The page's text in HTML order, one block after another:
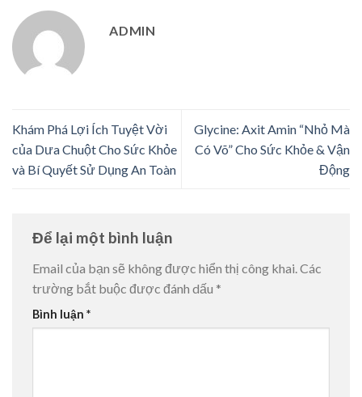
ADMIN
Khám Phá Lợi Ích Tuyệt Vời
của Dưa Chuột Cho Sức Khỏe
và Bí Quyết Sử Dụng An Toàn
Glycine: Axit Amin “Nhỏ Mà
Có Võ” Cho Sức Khỏe & Vận
Động
Để lại một bình luận
Email của bạn sẽ không được hiển thị công khai. Các
trường bắt buộc được đánh dấu *
Bình luận *